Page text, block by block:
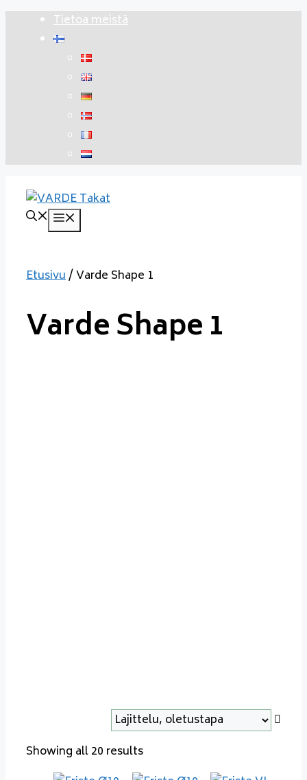
sisältöön
Tietoa meistä
Etusivu/ Varde Shape 1
Varde Shape 1
Showing all 20 results